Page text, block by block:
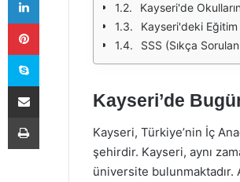
Kayseri'de
Kayseri'deki
SSS (Sıkça
Kayseri’de
Kayseri, Türkiye’nin İç
şehirdir. Kayseri, aynı
üniversite bulunmaktadır.
Pinterest
Skype
E-Posta ile paylaş